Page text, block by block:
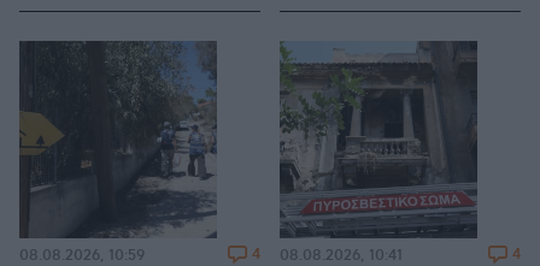
08.08.2026, 10:59 4 08.08.2026, 10:41 4